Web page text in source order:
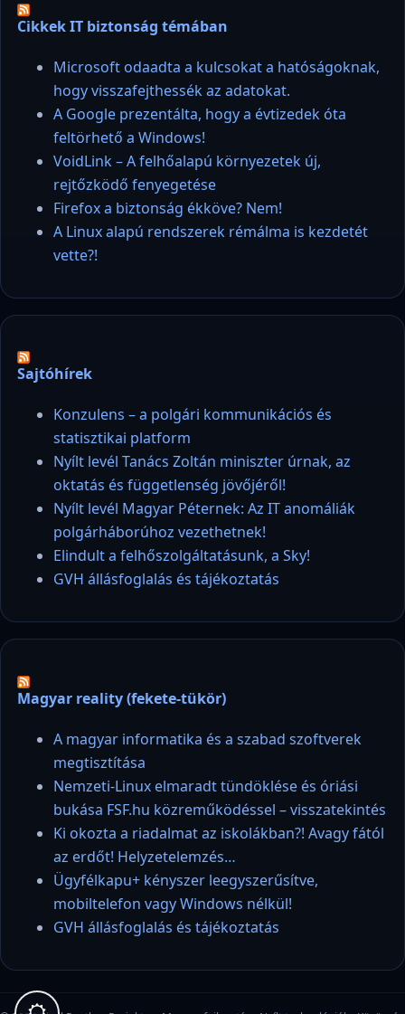
Cikkek IT biztonság témában
Microsoft odaadta a kulcsokat a hatóságoknak,
hogy visszafejthessék az adatokat.
A Google prezentálta, hogy a évtizedek óta
feltörhető a Windows!
VoidLink – A felhőalapú környezetek új,
rejtőzködő fenyegetése
Firefox a biztonság ékköve? Nem!
A Linux alapú rendszerek rémálma is kezdetét
vette?!
Sajtóhírek
Konzulens – a polgári kommunikációs és
statisztikai platform
Nyílt levél Tanács Zoltán miniszter úrnak, az
oktatás és függetlenség jövőjéről!
Nyílt levél Magyar Péternek: Az IT anomáliák
polgárháborúhoz vezethetnek!
Elindult a felhőszolgáltatásunk, a Sky!
GVH állásfoglalás és tájékoztatás
Magyar reality (fekete-tükör)
A magyar informatika és a szabad szoftverek
megtisztítása
Nemzeti-Linux elmaradt tündöklése és óriási
bukása FSF.hu közreműködéssel – visszatekintés
Ki okozta a riadalmat az iskolákban?! Avagy fától
az erdőt! Helyzetelemzés…
Ügyfélkapu+ kényszer leegyszerűsítve,
mobiltelefon vagy Windows nélkül!
GVH állásfoglalás és tájékoztatás